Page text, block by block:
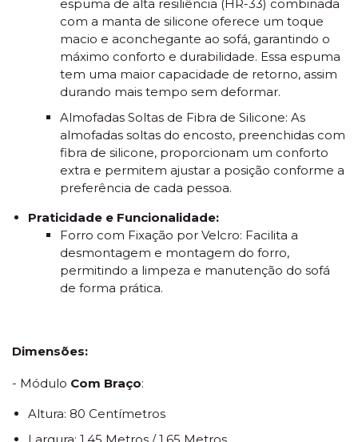
espuma de alta resiliência (HR-33) combinada
com a manta de silicone oferece um toque
macio e aconchegante ao sofá, garantindo o
máximo conforto e durabilidade. Essa espuma
tem uma maior capacidade de retorno, assim
durando mais tempo sem deformar.
Almofadas Soltas de Fibra de Silicone: As
almofadas soltas do encosto, preenchidas com
fibra de silicone, proporcionam um conforto
extra e permitem ajustar a posição conforme a
preferência de cada pessoa.
Praticidade e Funcionalidade:
Forro com Fixação por Velcro: Facilita a
desmontagem e montagem do forro,
permitindo a limpeza e manutenção do sofá
de forma prática.
Dimensões:
- Módulo Com Braço:
Altura: 80 Centímetros